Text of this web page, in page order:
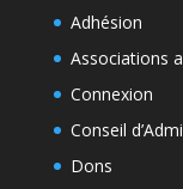
Adhésion
Associations
Connexion
Conseil
Dons